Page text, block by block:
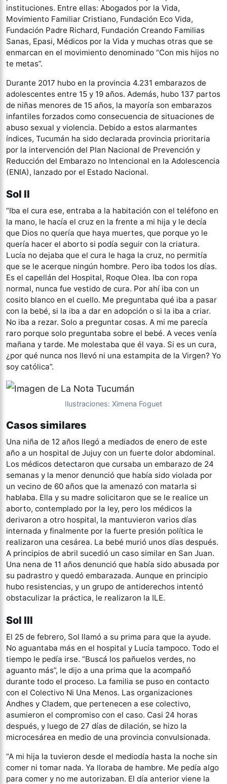
instituciones. Entre ellas: Abogados por la Vida,
Movimiento Familiar Cristiano, Fundación Eco Vida,
Fundación Padre Richard, Fundación Creando Familias
Sanas, Epasi, Médicos por la Vida y muchas otras que se
enmarcan en el movimiento denominado “Con mis hijos no
te metas”.
Durante 2017 hubo en la provincia 4.231 embarazos de
adolescentes entre 15 y 19 años. Además, hubo 137 partos
de niñas menores de 15 años, la mayoría son embarazos
infantiles forzados como consecuencia de situaciones de
abuso sexual y violencia. Debido a estos alarmantes
índices, Tucumán ha sido declarada provincia prioritaria
por la intervención del Plan Nacional de Prevención y
Reducción del Embarazo no Intencional en la Adolescencia
(ENIA), lanzado por el Estado Nacional.
Sol II
“Iba el cura ese, entraba a la habitación con el teléfono en
la mano, le hacía el cruz en la frente a mi hija y le decía
que Dios no quería que haya muertes, que porque yo le
quería hacer el aborto si podía seguir con la criatura.
Lucía no dejaba que el cura le haga la cruz, no permitía
que se le acerque ningún hombre. Pero iba todos los días.
Es el capellán del Hospital, Roque Olea. Iba con ropa
normal, nunca fue vestido de cura. Por ahí iba con un
cosito blanco en el cuello. Me preguntaba qué iba a pasar
con la bebé, si la iba a dar en adopción o si la iba a criar.
No iba a rezar. Solo a preguntar cosas. A mi me parecía
raro porque solo preguntaba sobre el bebé. A veces venía
mañana y tarde. Me molestaba que él vaya. Si es un cura,
¿por qué nunca nos llevó ni una estampita de la Virgen? Yo
soy católica”.
Ilustraciones: Ximena Foguet
Casos similares
Una niña de 12 años llegó a mediados de enero de este
año a un hospital de Jujuy con un fuerte dolor abdominal.
Los médicos detectaron que cursaba un embarazo de 24
semanas y la menor denunció que había sido violada por
un vecino de 60 años que la amenazó con matarla si
hablaba. Ella y su madre solicitaron que se le realice un
aborto, contemplado por la ley, pero los médicos la
derivaron a otro hospital, la mantuvieron varios días
internada y finalmente por la fuerte presión política le
realizaron una cesárea. La bebé murió unos días después.
A principios de abril sucedió un caso similar en San Juan.
Una nena de 11 años denunció que había sido abusada por
su padrastro y quedó embarazada. Aunque en principio
hubo resistencias, y un grupo de antiderechos intentó
obstaculizar la práctica, le realizaron la ILE.
Sol III
El 25 de febrero, Sol llamó a su prima para que la ayude.
No aguantaba más en el hospital y Lucía tampoco. Todo el
tiempo le pedía irse. “Buscá los pañuelos verdes, no
aguanto más”, le dijo a una prima que la acompañó
durante todo el proceso. La familia se puso en contacto
con el Colectivo Ni Una Menos. Las organizaciones
Andhes y Cladem, que pertenecen a ese colectivo,
asumieron el compromiso con el caso. Casi 24 horas
después, y luego de 27 días de dilación, se hizo la
microcesárea en medio de una provincia convulsionada.
“A mi hija la tuvieron desde el mediodía hasta la noche sin
comer ni tomar nada. Ya lloraba de hambre. Me pedía algo
para comer y no me autorizaban. El día anterior viene la